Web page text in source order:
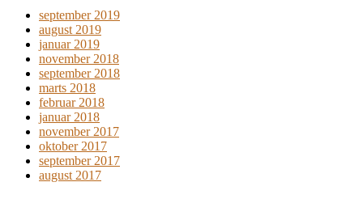
september 2019
august 2019
januar 2019
november 2018
september 2018
marts 2018
februar 2018
januar 2018
november 2017
oktober 2017
september 2017
august 2017